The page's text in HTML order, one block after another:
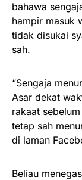
bahawa
hampir masuk
tidak disukai
sah.
“Sengaja
Asar dekat
rakaat
tetap sah
di laman
Beliau